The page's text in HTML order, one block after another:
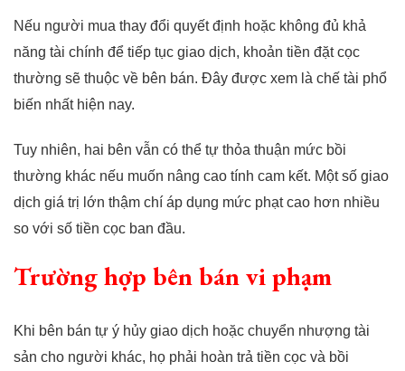
Nếu người mua thay đổi quyết định hoặc không đủ khả
năng tài chính để tiếp tục giao dịch, khoản tiền đặt cọc
thường sẽ thuộc về bên bán. Đây được xem là chế tài phổ
biến nhất hiện nay.
Tuy nhiên, hai bên vẫn có thể tự thỏa thuận mức bồi
thường khác nếu muốn nâng cao tính cam kết. Một số giao
dịch giá trị lớn thậm chí áp dụng mức phạt cao hơn nhiều
so với số tiền cọc ban đầu.
Trường hợp bên bán vi phạm
Khi bên bán tự ý hủy giao dịch hoặc chuyển nhượng tài
sản cho người khác, họ phải hoàn trả tiền cọc và bồi